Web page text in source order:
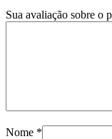
Sua avaliação sobre o
Nome *